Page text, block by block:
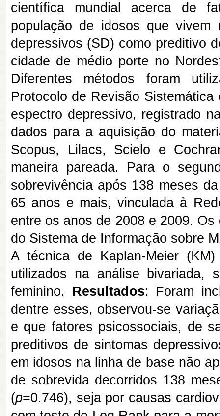
científica mundial acerca de
população de idosos que vivem
depressivos (SD) como preditivo
cidade de médio porte no
Diferentes métodos foram
Protocolo de Revisão
espectro depressivo, registrado
dados para a aquisição do
Scopus, Lilacs, Scielo e
maneira pareada. Para o
sobrevivência após 138 meses
65 anos e mais, vinculada à
entre os anos de 2008 e 2009.
do Sistema de Informação sobre
A técnica de Kaplan-Meier
utilizados na análise bivariada,
feminino. Resultados: Foram
dentre esses, observou-se
e que fatores psicossociais, de
preditivos de sintomas
em idosos na linha de base não
de sobrevida decorridos 138
(p=0.746), seja por causas